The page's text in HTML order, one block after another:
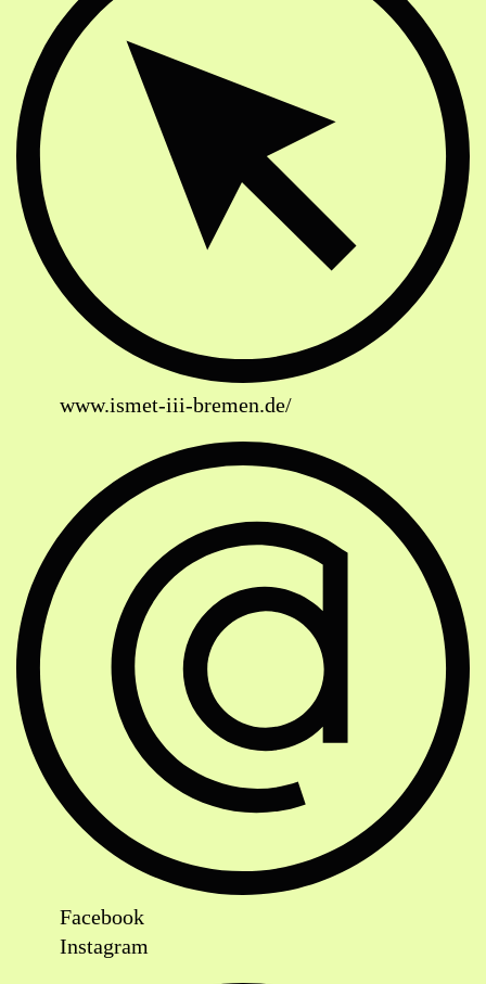
www.ismet-iii-bremen.de/
Soziale Netzwerke
Facebook
Instagram